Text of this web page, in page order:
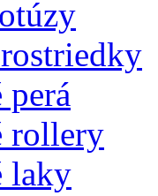
rollery
laky